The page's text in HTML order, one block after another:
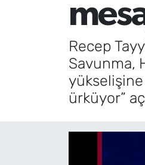
Recep
Savunma,
yükselişine
ürküyor”
3.SAYFA
EĞİTİM
SAĞLIK
Süper Lig Puan
Tüm Manşetler
Son Dakika Haberleri